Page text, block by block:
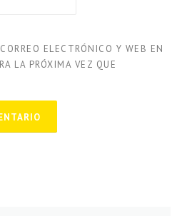
ELECTRÓNICO Y WEB EN
LA PRÓXIMA VEZ QUE